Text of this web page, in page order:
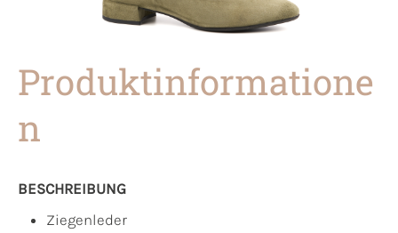
Produktinformatione
n
BESCHREIBUNG
Ziegenleder